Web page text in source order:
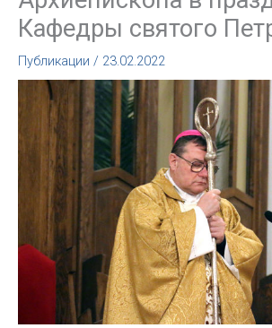
Кафедры святого
Публикации / 23.02.2022